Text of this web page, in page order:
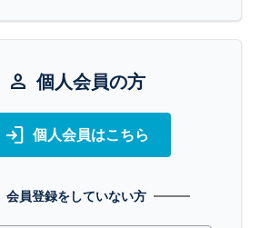
person 個人会員の方
login 個人会員はこちら
会員登録をしていない方